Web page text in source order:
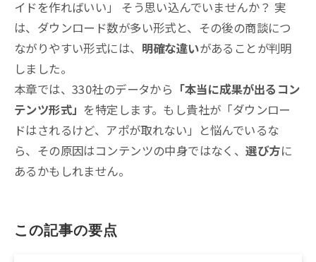
イドを作ればいい」 そう思い込んでいませんか？ 実
は、ダウンロード数が多い形式と、その後の商談につ
ながりやすい形式には、 明確な違いがあることが判明
しました。
本章では、330社のデータから 「本当に成果が出るコン
テンツ形式」 を特定します。もし貴社が「ダウンロー
ドはされるけど、アポが取れない」と悩んでいるな
ら、その原因はコンテンツの中身ではなく、選び方に
あるかもしれません。
この記事の要点